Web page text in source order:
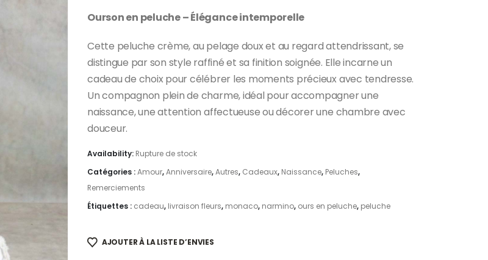
Ourson en peluche – Élégance intemporelle
Cette peluche crème, au pelage doux et au regard attendrissant, se
distingue par son style raffiné et sa finition soignée. Elle incarne un
cadeau de choix pour célébrer les moments précieux avec tendresse.
Un compagnon plein de charme, idéal pour accompagner une
naissance, une attention affectueuse ou décorer une chambre avec
douceur.
Availability: Rupture de stock
Catégories :Amour,Anniversaire,Autres, Cadeaux, Naissance, Peluches,
Remerciements
Étiquettes : cadeau, livraison fleurs, monaco, narmino, ours en peluche, peluche
AJOUTER À LA LISTE D’ENVIES